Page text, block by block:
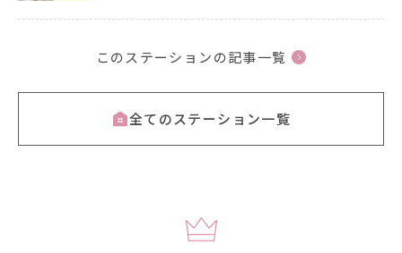
このステーションの記事一覧
全てのステーション一覧